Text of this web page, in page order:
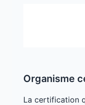
Organisme
La certification